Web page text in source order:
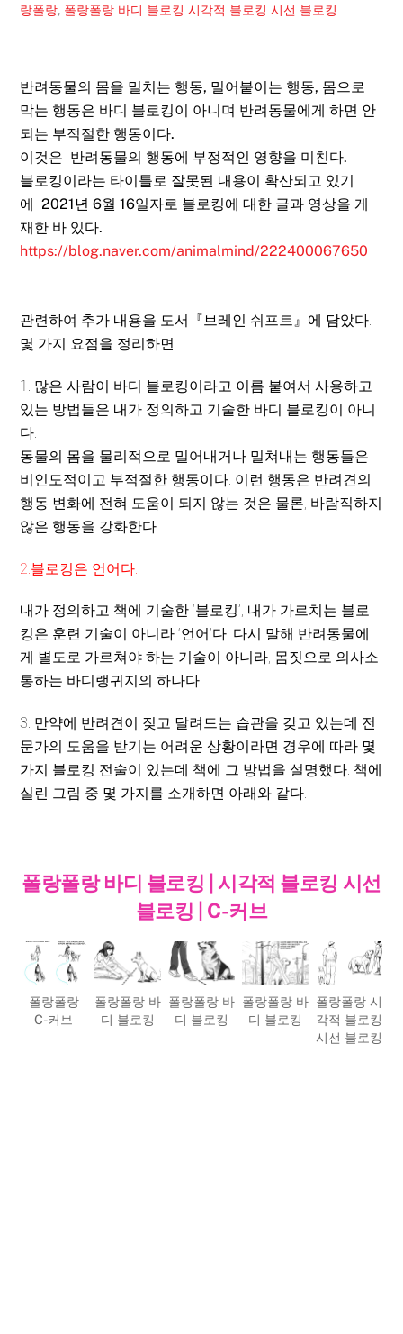
랑폴랑, 폴랑폴랑 바디 블로킹 시각적 블로킹 시선 블로킹
반려동물의 몸을 밀치는 행동, 밀어붙이는 행동, 몸으로
막는 행동은 바디 블로킹이 아니며 반려동물에게 하면 안
되는 부적절한 행동이다.
이것은 반려동물의 행동에 부정적인 영향을 미친다.
블로킹이라는 타이틀로 잘못된 내용이 확산되고 있기
에 2021년 6월 16일자로 블로킹에 대한 글과 영상을 게
재한 바 있다.
https://blog.naver.com/animalmind/222400067650
관련하여 추가 내용을 도서『브레인 쉬프트』에 담았다.
몇 가지 요점을 정리하면
1. 많은 사람이 바디 블로킹이라고 이름 붙여서 사용하고
있는 방법들은 내가 정의하고 기술한 바디 블로킹이 아니
다.
동물의 몸을 물리적으로 밀어내거나 밀쳐내는 행동들은
비인도적이고 부적절한 행동이다. 이런 행동은 반려견의
행동 변화에 전혀 도움이 되지 않는 것은 물론, 바람직하지
않은 행동을 강화한다.
2.블로킹은 언어다.
내가 정의하고 책에 기술한 ‘블로킹’, 내가 가르치는 블로
킹은 훈련 기술이 아니라 ‘언어’다. 다시 말해 반려동물에
게 별도로 가르쳐야 하는 기술이 아니라, 몸짓으로 의사소
통하는 바디랭귀지의 하나다.
3. 만약에 반려견이 짖고 달려드는 습관을 갖고 있는데 전
문가의 도움을 받기는 어려운 상황이라면 경우에 따라 몇
가지 블로킹 전술이 있는데 책에 그 방법을 설명했다. 책에
실린 그림 중 몇 가지를 소개하면 아래와 같다.
폴랑폴랑 바디 블로킹 | 시각적 블로킹 시선
블로킹 | C-커브
폴랑폴랑
C-커브
폴랑폴랑 바
디 블로킹
폴랑폴랑 바
디 블로킹
폴랑폴랑 바
디 블로킹
폴랑폴랑 시
각적 블로킹
시선 블로킹